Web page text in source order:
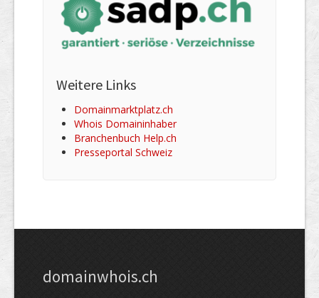
Weitere Links
Domainmarktplatz.ch
Whois Domaininhaber
Branchenbuch Help.ch
Presseportal Schweiz
domainwhois.ch